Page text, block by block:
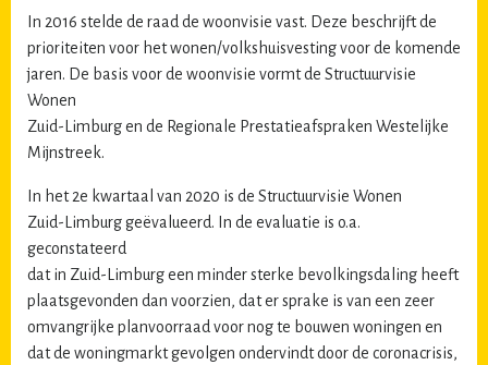
In 2016 stelde de raad de woonvisie vast. Deze beschrijft de
prioriteiten voor het wonen/volkshuisvesting voor de komende
jaren. De basis voor de woonvisie vormt de Structuurvisie
Wonen
Zuid-Limburg en de Regionale Prestatieafspraken Westelijke
Mijnstreek.
In het 2e kwartaal van 2020 is de Structuurvisie Wonen
Zuid-Limburg geëvalueerd. In de evaluatie is o.a.
geconstateerd
dat in Zuid-Limburg een minder sterke bevolkingsdaling heeft
plaatsgevonden dan voorzien, dat er sprake is van een zeer
omvangrijke planvoorraad voor nog te bouwen woningen en
dat de woningmarkt gevolgen ondervindt door de coronacrisis,